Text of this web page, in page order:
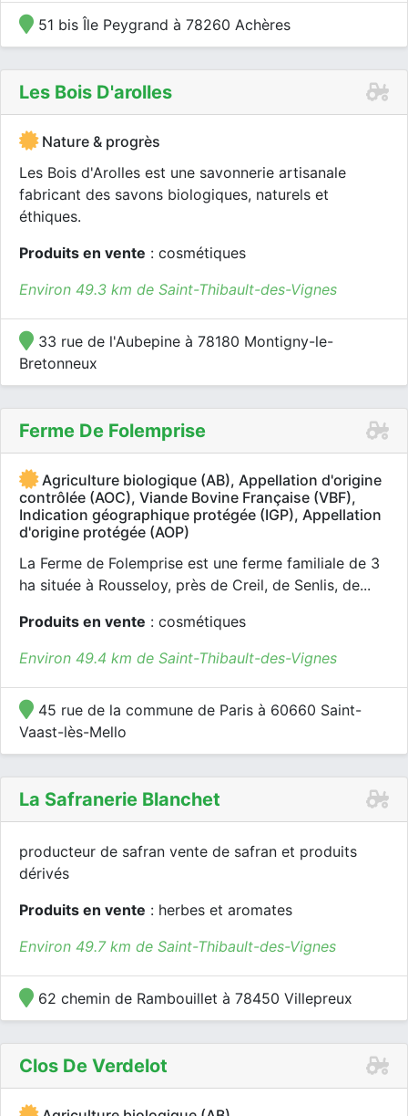
51 bis Île Peygrand à 78260 Achères
Les Bois D'arolles
Nature & progrès
Les Bois d'Arolles est une savonnerie artisanale
fabricant des savons biologiques, naturels et
éthiques.
Produits en vente : cosmétiques
Environ 49.3 km de Saint-Thibault-des-Vignes
33 rue de l'Aubepine à 78180 Montigny-le-
Bretonneux
Ferme De Folemprise
Agriculture biologique (AB), Appellation d'origine
contrôlée (AOC), Viande Bovine Française (VBF),
Indication géographique protégée (IGP), Appellation
d'origine protégée (AOP)
La Ferme de Folemprise est une ferme familiale de 3
ha située à Rousseloy, près de Creil, de Senlis, de...
Produits en vente : cosmétiques
Environ 49.4 km de Saint-Thibault-des-Vignes
45 rue de la commune de Paris à 60660 Saint-
Vaast-lès-Mello
La Safranerie Blanchet
producteur de safran vente de safran et produits
dérivés
Produits en vente : herbes et aromates
Environ 49.7 km de Saint-Thibault-des-Vignes
62 chemin de Rambouillet à 78450 Villepreux
Clos De Verdelot